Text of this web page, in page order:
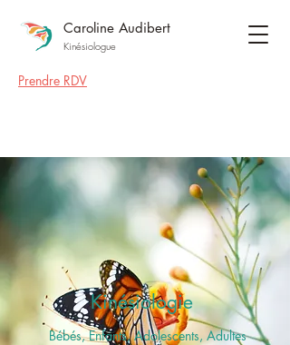
Caroline Audibert
Kinésiologue
Prendre RDV
Kinésiologie
Bébés, Enfants, Adolescents, Adultes